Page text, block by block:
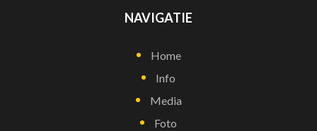
NAVIGATIE
Home
Info
Media
Foto